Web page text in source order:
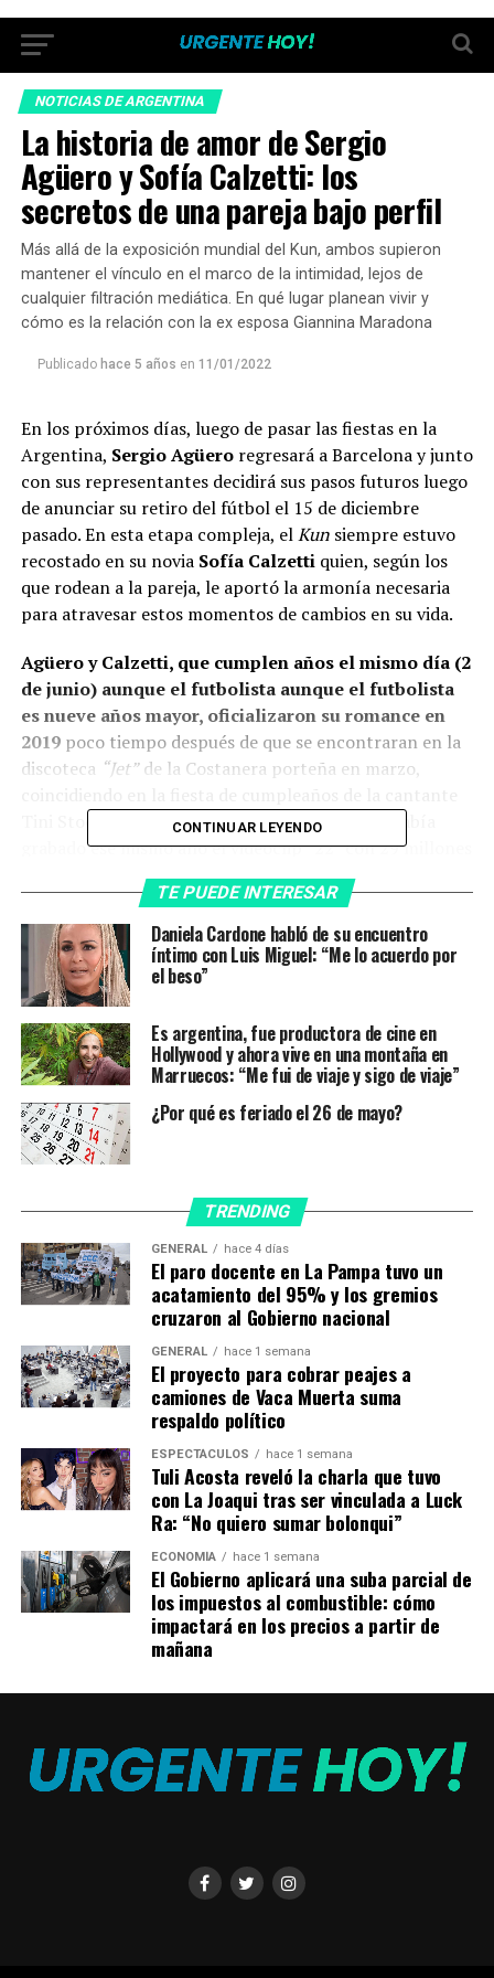
NOTICIAS DE ARGENTINA
La historia de amor de Sergio
Agüero y Sofía Calzetti: los
secretos de una pareja bajo perfil
Más allá de la exposición mundial del Kun, ambos supieron
mantener el vínculo en el marco de la intimidad, lejos de
cualquier filtración mediática. En qué lugar planean vivir y
cómo es la relación con la ex esposa Giannina Maradona
Publicado hace 5 años en 11/01/2022
En los próximos días, luego de pasar las fiestas en la
Argentina, Sergio Agüeroregresará a Barcelona y junto
con sus representantes decidirá sus pasos futuros luego
de anunciar su retiro del fútbol el 15 de diciembre
pasado. En esta etapa compleja, elKunsiempre estuvo
recostado en su novia Sofía Calzetti quien, según los
que rodean a la pareja, le aportó la armonía necesaria
para atravesar estos momentos de cambios en su vida.
Agüero y Calzetti, que cumplen años el mismo día (2
de junio) aunque el futbolista aunque el futbolista
es nueve años mayor, oficializaron su romance en
2019 poco tiempo después de que se encontraran en la
discoteca “Jet”de la Costanera porteña en marzo,
Tini Stoessel, con quien elKun ese mismo año había
grabado ese mismo año el videoclip “22″ con 29 millones
de reproducciones sólo en el primer mes y más de 235
millones en la actualidad.
Kundijo primero que Sofía era “una amiga” a la que
conocía desde chicos, pero luego se hicieron
inseparables, y mucho más en estos días duros para el ex
jugador.
Con 762 mil seguidores en Instagram, Calzetti había sido
compañera de Francisco, hijo de Marcelo Tinelli, en la
escuela ORT, aunque la modelo ya era conocida en los
medios por haber participado de distintas producciones
película “Caídos del Mapa”, donde interpretó el
pareja con Agüero, cuando tenía 22 años, decidió
abandonar su carrera de martillera pública para
mudarse al espectacular penthouse del futbolista en
el edificio “West Tower” de Deansgate Squarem en
Manchester.
De muy bajo perfil,Calzetti fue generando armonía
en la vida de Agüero, quien también manejó su vida
pública con discreción, más allá de apariciones
enTwitchcon su amigo influencer Ibai Llanos, o como
gamer. Mientras jugaba para el Manchester City, Agüero
y su novia forjaron un estrecho vínculo con la pareja
conformada porDavid De Gea, arquero del equipo rival
de la ciudad, Manchester United –y ex compañero suyo
en el Atlético Madrid- y su esposa, la cantante Edurne.
CONTINUAR LEYENDO
TE PUEDE INTERESAR
Daniela Cardone habló de su encuentro
íntimo con Luis Miguel: “Me lo acuerdo por
el beso”
Es argentina, fue productora de cine en
Hollywood y ahora vive en una montaña en
Marruecos: “Me fui de viaje y sigo de viaje”
¿Por qué es feriado el 26 de mayo?
TRENDING
GENERAL hace 4 días
El paro docente en La Pampa tuvo un
acatamiento del 95% y los gremios
cruzaron al Gobierno nacional
GENERAL hace 1 semana
El proyecto para cobrar peajes a
camiones de Vaca Muerta suma
respaldo político
ESPECTÁCULOS hace 1 semana
Tuli Acosta reveló la charla que tuvo
con La Joaqui tras ser vinculada a Luck
Ra: “No quiero sumar bolonqui”
ECONOMÍA hace 1 semana
El Gobierno aplicará una suba parcial de
los impuestos al combustible: cómo
impactará en los precios a partir de
mañana